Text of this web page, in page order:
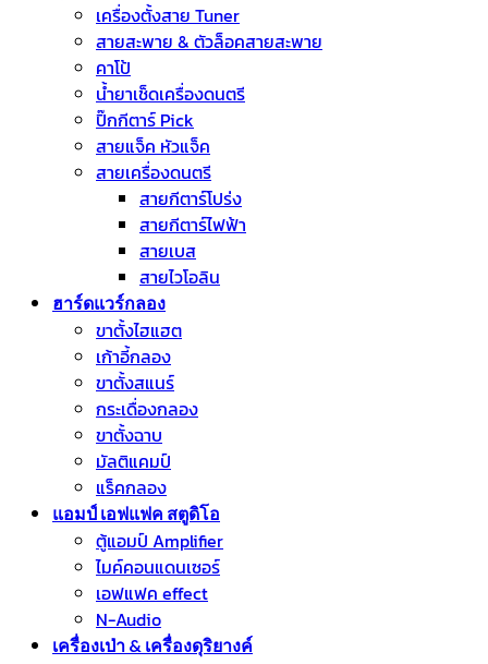
เครื่องตั้งสาย Tuner
สายสะพาย & ตัวล็อคสายสะพาย
คาโป้
น้ำยาเช็ดเครื่องดนตรี
ปิ๊กกีตาร์ Pick
สายแจ็ค หัวแจ็ค
สายเครื่องดนตรี
สายกีตาร์โปร่ง
สายกีตาร์ไฟฟ้า
สายเบส
สายไวโอลิน
ฮาร์ดแวร์กลอง
ขาตั้งไฮแฮต
เก้าอี้กลอง
ขาตั้งสแนร์
กระเดื่องกลอง
ขาตั้งฉาบ
มัลติแคมป์
แร็คกลอง
แอมป์ เอฟแฟค สตูดิโอ
ตู้แอมป์ Amplifier
ไมค์คอนแดนเซอร์
เอฟแฟค effect
N-Audio
เครื่องเป่า & เครื่องดุริยางค์